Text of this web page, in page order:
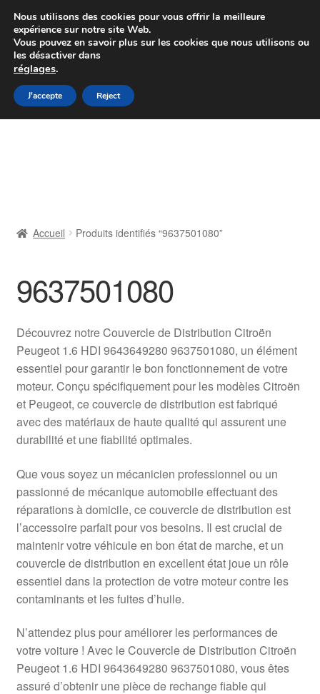
Colissimo livraison à partir de 7 EUR
Du lundi au vendredi de 9 h à 16 h
Aller
à
Aller
au
Livraison
Livraison internationale
Mon compte
Paiements
Panier
Plainte
Politique de confidentialité
Procédure de Réclamation
Termes et conditions
Accueil Produits identifiés “9637501080”
9637501080
Découvrez notre Couvercle de Distribution Citroën
Peugeot 1.6 HDI 9643649280 9637501080, un élément
essentiel pour garantir le bon fonctionnement de votre
moteur. Conçu spécifiquement pour les modèles Citroën
et Peugeot, ce couvercle de distribution est fabriqué
avec des matériaux de haute qualité qui assurent une
durabilité et une fiabilité optimales.
Que vous soyez un mécanicien professionnel ou un
passionné de mécanique automobile effectuant des
réparations à domicile, ce couvercle de distribution est
l’accessoire parfait pour vos besoins. Il est crucial de
maintenir votre véhicule en bon état de marche, et un
couvercle de distribution en excellent état joue un rôle
essentiel dans la protection de votre moteur contre les
contaminants et les fuites d’huile.
N’attendez plus pour améliorer les performances de
votre voiture ! Avec le Couvercle de Distribution Citroën
Peugeot 1.6 HDI 9643649280 9637501080, vous êtes
assuré d’obtenir une pièce de rechange fiable qui
Nous utilisons des cookies pour vous offrir la meilleure
expérience sur notre site Web.
Vous pouvez en savoir plus sur les cookies que nous utilisons ou
les désactiver dans
réglages.
J'accepte Reject